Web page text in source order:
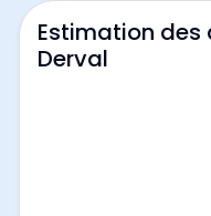
Estimation
Derval